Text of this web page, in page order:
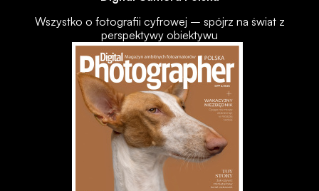
Wszystko o fotografii cyfrowej – spójrz na świat z
perspektywy obiektywu